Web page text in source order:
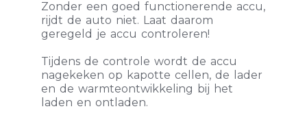
Zonder een goed functionerende accu,
rijdt de auto niet. Laat daarom
geregeld je accu controleren!
Tijdens de controle wordt de accu
nagekeken op kapotte cellen, de lader
en de warmteontwikkeling bij het
laden en ontladen.